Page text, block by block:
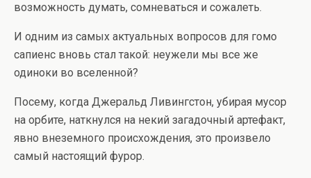
возможность думать, сомневаться и сожалеть.
И одним из самых актуальных вопросов для гомо
сапиенс вновь стал такой: неужели мы все же
одиноки во вселенной?
Посему, когда Джеральд Ливингстон, убирая мусор
на орбите, наткнулся на некий загадочный артефакт,
явно внеземного происхождения, это произвело
самый настоящий фурор.